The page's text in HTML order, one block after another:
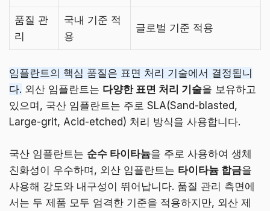
품질 관
리
국내 기준 적
용
글로벌 기준 적용
임플란트의 핵심 품질은 표면 처리 기술에서 결정됩니
다. 외산 임플란트는 다양한 표면 처리 기술을 보유하고
있으며, 국산 임플란트는 주로 SLA(Sand-blasted,
Large-grit, Acid-etched) 처리 방식을 사용합니다.
국산 임플란트는 순수 타이타늄을 주로 사용하여 생체
친화성이 우수하며, 외산 임플란트는 타이타늄 합금을
사용해 강도와 내구성이 뛰어납니다. 품질 관리 측면에
서는 두 제품 모두 엄격한 기준을 적용하지만, 외산 제